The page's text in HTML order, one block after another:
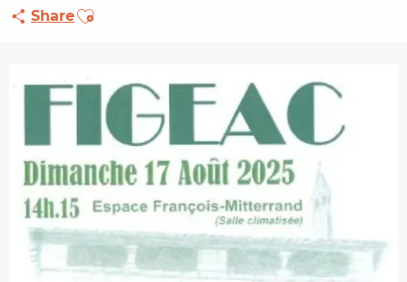
ShareAjouter aux favoris